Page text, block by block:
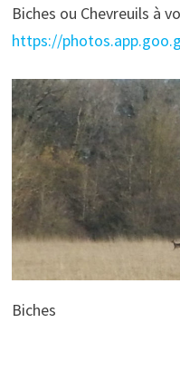
Biches ou Chevreuils à
https://
Biches